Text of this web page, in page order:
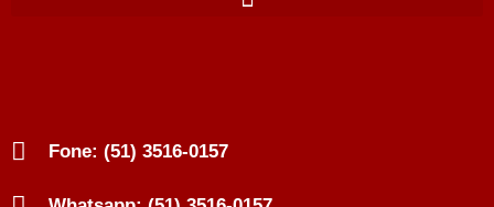
Fone: (51) 3516-0157